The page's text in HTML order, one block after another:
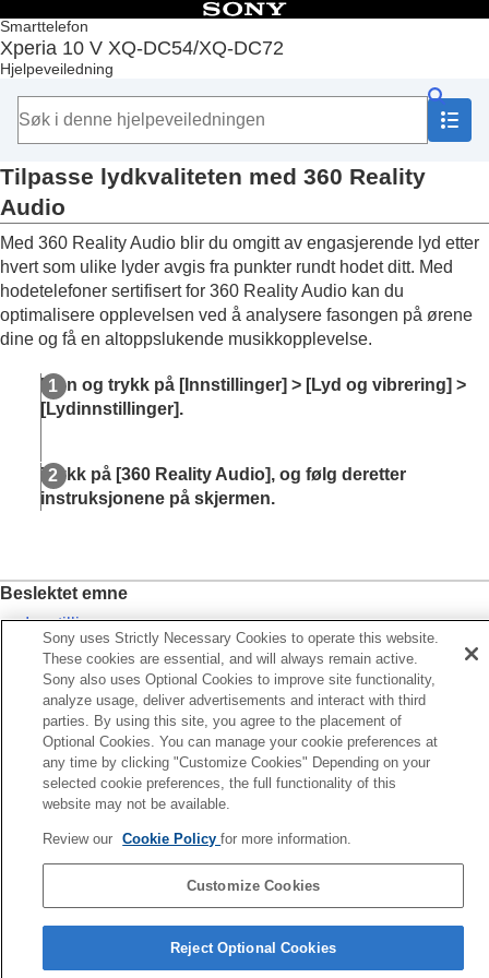
Smarttelefon
Xperia 10 V XQ-DC54/XQ-DC72
Hjelpeveiledning
Innholdsfortegnelse
Topp
Funksjoner etter programvareoppdatering
Grunnleggende informasjon
Musikk
Brukerstøtte-appen
Innstillinger
Innstillinger-meny
Volum, vibrering og lyd
Begrense avbrudd med [Ikke forstyrr]-modus
Skjerminnstillinger
Konfigurere Sidesans-alternativer
Dato og klokkeslett
Strømstyring
Audio
Forbedre lyden ut med 360 Upmix
Vedlikehold
Internett og nettverk
Tilkobling
Enhetssikkerhet
Merknader om bruk, tilgjengelighet og juridisk informasjon
Tilpasse lydkvaliteten med 360 Reality
Audio
Med 360 Reality Audio blir du omgitt av engasjerende lyd etter
hvert som ulike lyder avgis fra punkter rundt hodet ditt. Med
hodetelefoner sertifisert for 360 Reality Audio kan du
optimalisere opplevelsen ved å analysere fasongen på ørene
dine og få en altoppslukende musikkopplevelse.
Finn og trykk på [Innstillinger] > [Lyd og vibrering] >
[Lydinnstillinger].
Trykk på [360 Reality Audio], og følg deretter
instruksjonene på skjermen.
Beslektet emne
Innstillinger-meny
Forbedre lyden ut med 360 Upmix
Slik oppgraderer du kvaliteten for komprimerte musikkfiler
(DSEE Ultimate)
Forrige
kontrollerer du batteriforbruket for apper
Neste
Forbedre lyden ut med 360
TP1001596827
Side for valg av språk
H-328-100-43
Sony uses Strictly Necessary Cookies to operate this website.
These cookies are essential, and will always remain active.
Sony also uses Optional Cookies to improve site functionality,
analyze usage, deliver advertisements and interact with third
parties. By using this site, you agree to the placement of
Optional Cookies. You can manage your cookie preferences at
any time by clicking "Customize Cookies" Depending on your
selected cookie preferences, the full functionality of this
website may not be available.
Review our Cookie Policyfor more information.
Customize Cookies
Reject Optional Cookies